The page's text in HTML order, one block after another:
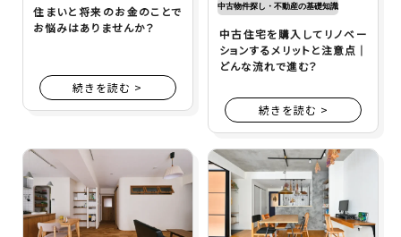
住まいと将来のお金のことで
お悩みはありませんか？
続きを読む >
中古物件探し・不動産の基礎知識
中古住宅を購入してリノベー
ションするメリットと注意点｜
どんな流れで進む？
続きを読む >